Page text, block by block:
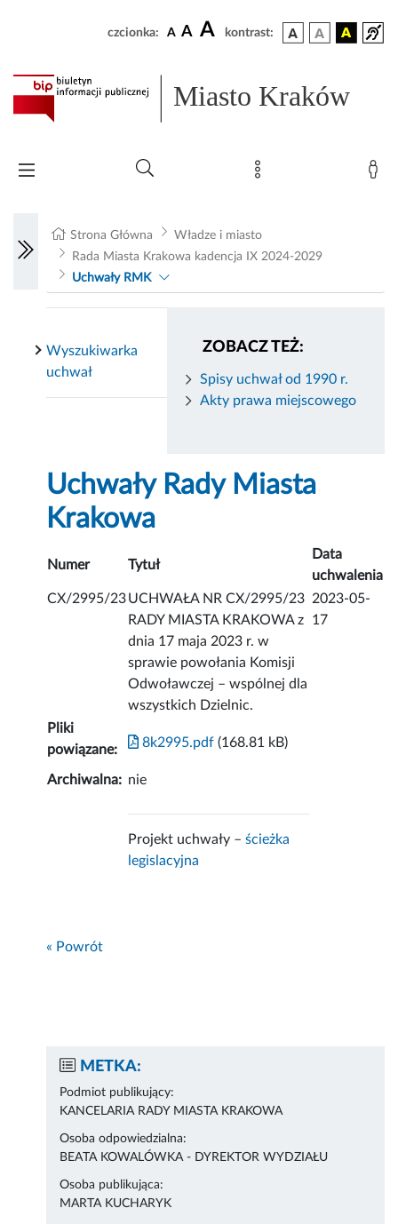
czcionka: A A A kontrast:
Miasto Kraków
Strona Główna
Władze i miasto
Rada Miasta Krakowa kadencja IX 2024-2029
Uchwały RMK
ZOBACZ TEŻ:
Spisy uchwał od 1990 r.
Akty prawa miejscowego
Wyszukiwarka
uchwał
Uchwały Rady Miasta
Krakowa
Numer Tytuł
Data
uchwalenia
CX/2995/23UCHWAŁA NR CX/2995/23
RADY MIASTA KRAKOWA z
dnia 17 maja 2023 r. w
sprawie powołania Komisji
Odwoławczej – wspólnej dla
wszystkich Dzielnic.
2023-05-
17
Pliki
powiązane:
8k2995.pdf (168.81 kB)
Archiwalna: nie
Projekt uchwały –ścieżka
legislacyjna
« Powrót
METKA:
Podmiot publikujący:
KANCELARIA RADY MIASTA KRAKOWA
Osoba odpowiedzialna:
BEATA KOWALÓWKA - DYREKTOR WYDZIAŁU
Osoba publikująca:
MARTA KUCHARYK